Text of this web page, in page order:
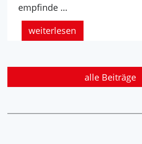
empfinde …
weiterlesen
alle Beiträge